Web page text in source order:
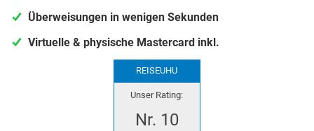
Überweisungen in wenigen Sekunden
Virtuelle & physische Mastercard inkl.
REISEUHU
Unser Rating:
Nr. 10